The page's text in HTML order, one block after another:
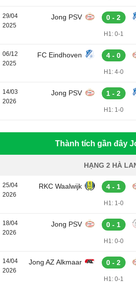
29/04
2025
Jong PSV 0 - 2
H1: 0-1
06/12
2025
FC Eindhoven 4 - 0
H1: 4-0
14/03
2026
Jong PSV 1 - 2
H1: 1-0
Thành tích gần đây
HẠNG 2 HÀ
25/04
2026
RKC Waalwijk 4 - 1
H1: 1-0
18/04
2026
Jong PSV 0 - 1
H1: 0-0
14/04
2026
Jong AZ Alkmaar 0 - 2
H1: 0-1